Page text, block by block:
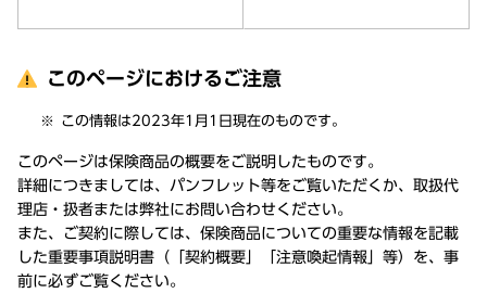
このページにおけるご注意
この情報は2023年1月1日現在のものです。
このページは保険商品の概要をご説明したものです。
詳細につきましては、パンフレット等をご覧いただくか、取扱代
理店・扱者または弊社にお問い合わせください。
また、ご契約に際しては、保険商品についての重要な情報を記載
した重要事項説明書（「契約概要」「注意喚起情報」等）を、事
前に必ずご覧ください。